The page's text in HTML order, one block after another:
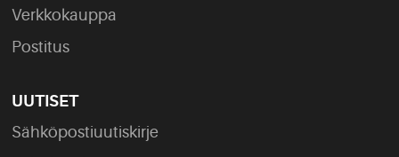
Verkkokauppa
Postitus
UUTISET
Sähköpostiuutiskirje